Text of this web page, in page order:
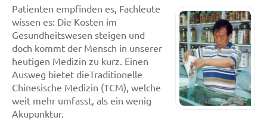
Patienten empfinden es, Fachleute
wissen es: Die Kosten im
Gesundheitswesen steigen und
doch kommt der Mensch in unserer
heutigen Medizin zu kurz. Einen
Ausweg bietet dieTraditionelle
Chinesische Medizin (TCM), welche
weit mehr umfasst, als ein wenig
Akupunktur.